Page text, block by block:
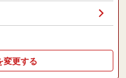
変更する